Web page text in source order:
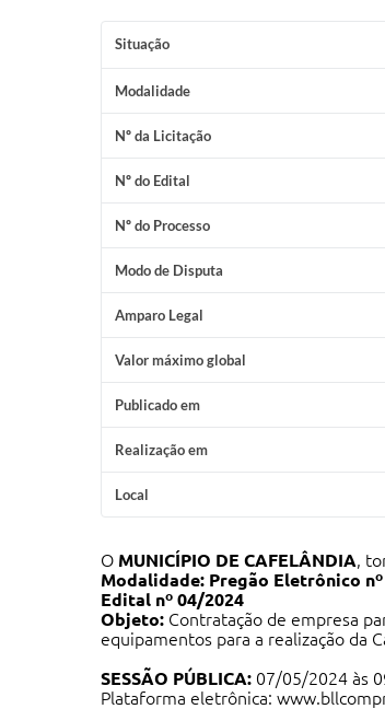
Situação
Modalidade
Nº da Licitação
Nº do Edital
Nº do Processo
Modo de Disputa
Amparo Legal
Valor máximo global
Publicado em
Realização em
Local
O MUNICÍPIO DE CAFELÂNDIA,
Modalidade: Pregão Eletrônico
Edital nº 04/2024
Objeto: Contratação de empresa
equipamentos para a realização da
SESSÃO PÚBLICA: 07/05/2024 às
Plataforma eletrônica: